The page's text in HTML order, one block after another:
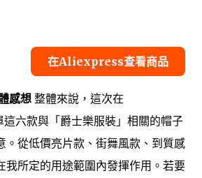
在Aliexpress查看商品
感想 整體來說，這次在
六款與「爵士樂服裝」相關的帽子
。從低價亮片款、街舞風款、到質感
我所定的用途範圍內發揮作用。若要